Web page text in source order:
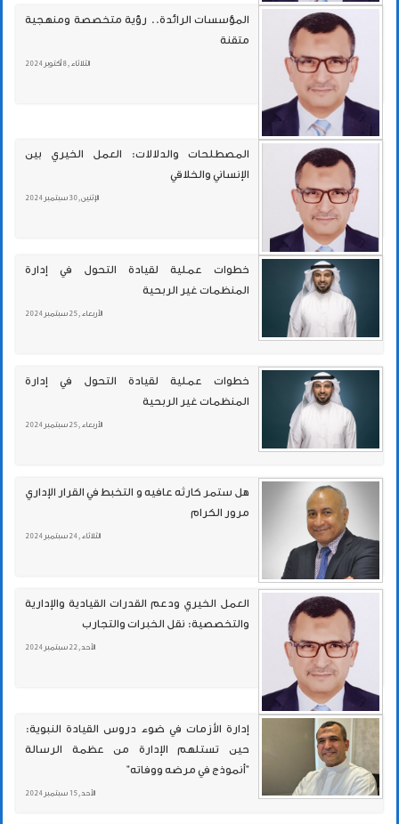
المؤسسات الرائدة.. رؤية متخصصة ومنهجية
متقنة
الثلاثاء , 8 أكتوبر 2024
المصطلحات والدلالات: العمل الخيري بين
الإنساني والخلاقي
الإثنين , 30 سبتمبر 2024
خطوات عملية لقيادة التحول في إدارة
المنظمات غير الربحية
الأربعاء , 25 سبتمبر 2024
خطوات عملية لقيادة التحول في إدارة
المنظمات غير الربحية
الأربعاء , 25 سبتمبر 2024
هل ستمر كارثه عافيه و التخبط في القرار الإداري
مرور الكرام
الثلاثاء , 24 سبتمبر 2024
العمل الخيري ودعم القدرات القيادية والإدارية
والتخصصية: نقل الخبرات والتجارب
الأحد , 22 سبتمبر 2024
إدارة الأزمات في ضوء دروس القيادة النبوية:
حين تستلهم الإدارة من عظمة الرسالة
"أنموذج في مرضه ووفاته"
الأحد , 15 سبتمبر 2024